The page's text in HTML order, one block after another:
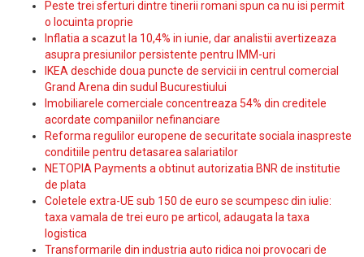
Peste trei sferturi dintre tinerii romani spun ca nu isi permit
o locuinta proprie
Inflatia a scazut la 10,4% in iunie, dar analistii avertizeaza
asupra presiunilor persistente pentru IMM-uri
IKEA deschide doua puncte de servicii in centrul comercial
Grand Arena din sudul Bucurestiului
Imobiliarele comerciale concentreaza 54% din creditele
acordate companiilor nefinanciare
Reforma regulilor europene de securitate sociala inaspreste
conditiile pentru detasarea salariatilor
NETOPIA Payments a obtinut autorizatia BNR de institutie
de plata
Coletele extra-UE sub 150 de euro se scumpesc din iulie:
taxa vamala de trei euro pe articol, adaugata la taxa
logistica
Transformarile din industria auto ridica noi provocari de